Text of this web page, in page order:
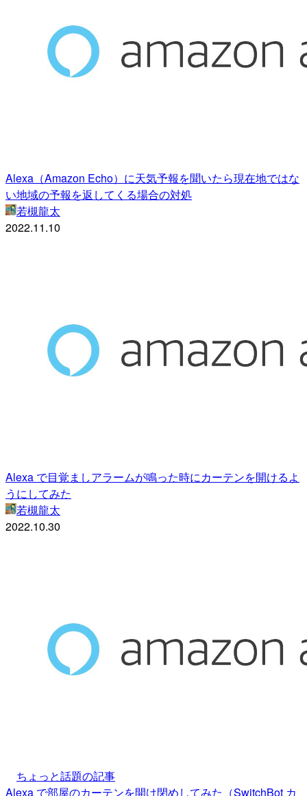
Alexa（Amazon Echo）に天気予報を聞いたら現在地ではな
い地域の予報を返してくる場合の対処
若槻龍太
2022.11.10
Alexa で目覚ましアラームが鳴った時にカーテンを開けるよ
うにしてみた
若槻龍太
2022.10.30
ちょっと話題の記事
Alexa で部屋のカーテンを開け閉めしてみた（SwitchBot カ